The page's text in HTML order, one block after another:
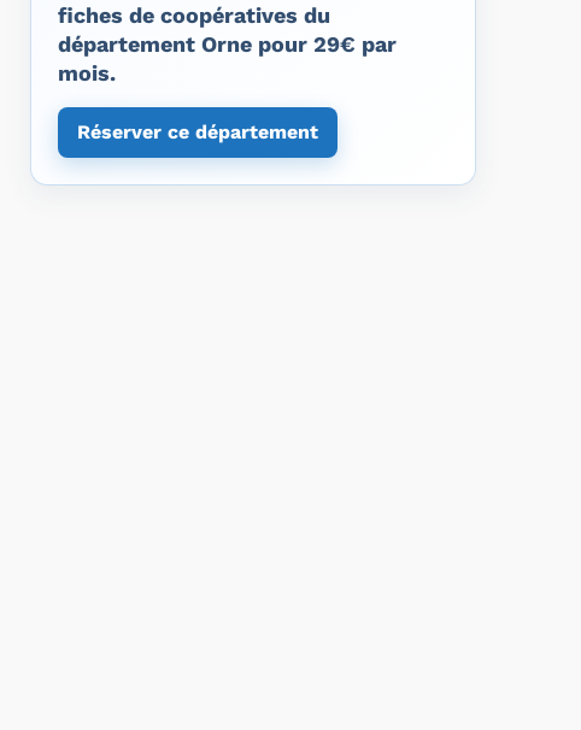
fiches de coopératives du
département Orne pour 29€ par
mois.
Réserver ce département